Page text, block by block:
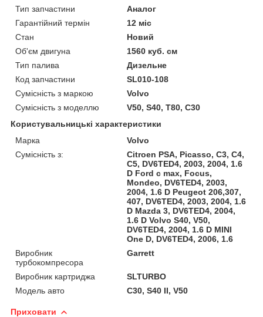
Тип запчастини
Аналог
Гарантійний термін
12 міс
Стан
Новий
Об'єм двигуна
1560 куб. см
Тип палива
Дизельне
Код запчастини
SL010-108
Сумісність з маркою
Volvo
Сумісність з моделлю
V50, S40, T80, C30
Користувальницькі характеристики
Марка
Volvo
Сумісність з:
Citroen PSA, Picasso, C3, C4,
C5, DV6TED4, 2003, 2004, 1.6
D Ford c max, Focus,
Mondeo, DV6TED4, 2003,
2004, 1.6 D Peugeot 206,307,
407, DV6TED4, 2003, 2004, 1.6
D Mazda 3, DV6TED4, 2004,
1.6 D Volvo S40, V50,
DV6TED4, 2004, 1.6 D MINI
One D, DV6TED4, 2006, 1.6
Виробник
турбокомпресора
Garrett
Виробник картриджа
SLTURBO
Модель авто
C30, S40 II, V50
Приховати